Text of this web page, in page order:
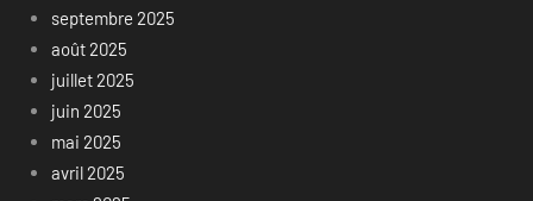
septembre 2025
août 2025
juillet 2025
juin 2025
mai 2025
avril 2025